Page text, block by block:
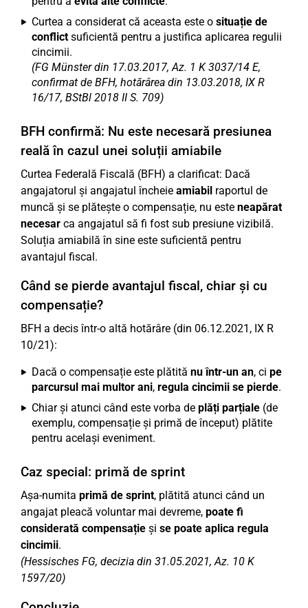
Curtea a considerat că aceasta este o situație de
conflictsuficientă pentru a justifica aplicarea regulii
cincimii.
(FG Münster din 17.03.2017, Az. 1 K 3037/14 E,
confirmat de BFH, hotărârea din 13.03.2018, IX R
16/17, BStBl 2018 II S. 709)
BFH confirmă: Nu este necesară presiunea
reală în cazul unei soluții amiabile
Curtea Federală Fiscală (BFH) a clarificat: Dacă
angajatorul și angajatul încheie amiabil raportul de
muncă și se plătește o compensație, nu este neapărat
necesar ca angajatul să fi fost sub presiune vizibilă.
Soluția amiabilă în sine este suficientă pentru
avantajul fiscal.
Când se pierde avantajul fiscal, chiar și cu
compensație?
BFH a decis într-o altă hotărâre (din 06.12.2021, IX R
10/21):
Dacă o compensație este plătită nu într-un an, ci pe
parcursul mai multor ani, regula cincimii se pierde.
Chiar și atunci când este vorba de plăți parțiale (de
exemplu, compensație și primă de început) plătite
pentru același eveniment.
Caz special: primă de sprint
Așa-numita primă de sprint, plătită atunci când un
angajat pleacă voluntar mai devreme, poate fi
considerată compensație și se poate aplica regula
cincimii.
(Hessisches FG, decizia din 31.05.2021, Az. 10 K
1597/20)